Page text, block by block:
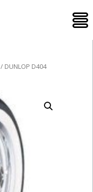
/ DUNLOP D404